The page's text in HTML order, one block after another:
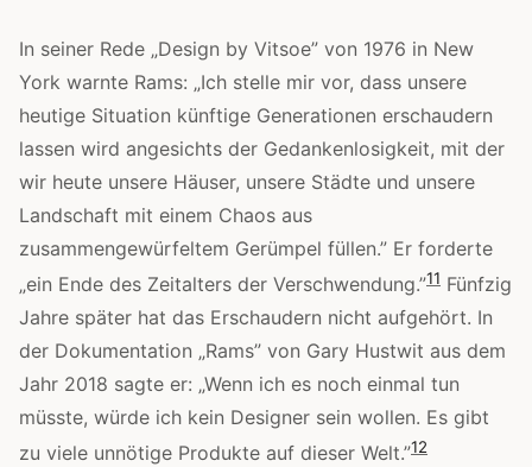
In seiner Rede „Design by Vitsoe” von 1976 in New
York warnte Rams: „Ich stelle mir vor, dass unsere
heutige Situation künftige Generationen erschaudern
lassen wird angesichts der Gedankenlosigkeit, mit der
wir heute unsere Häuser, unsere Städte und unsere
Landschaft mit einem Chaos aus
zusammengewürfeltem Gerümpel füllen.” Er forderte
„ein Ende des Zeitalters der Verschwendung.”11 Fünfzig
Jahre später hat das Erschaudern nicht aufgehört. In
der Dokumentation „Rams” von Gary Hustwit aus dem
Jahr 2018 sagte er: „Wenn ich es noch einmal tun
müsste, würde ich kein Designer sein wollen. Es gibt
zu viele unnötige Produkte auf dieser Welt.”12